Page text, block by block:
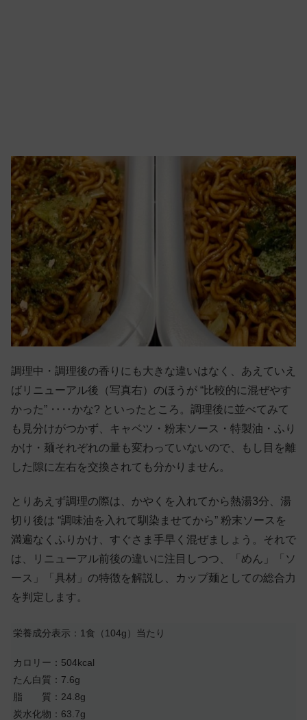
調理中・調理後の香りにも大きな違いはなく、あえていえ
ばリニューアル後（写真右）のほうが “比較的に混ぜやす
かった” ‥‥かな? といったところ。調理後に並べてみて
も見分けがつかず、キャベツ・粉末ソース・特製油・ふり
かけ・麺それぞれの量も変わっていないので、もし目を離
した隙に左右を交換されても分かりません。
とりあえず調理の際は、かやくを入れてから熱湯3分、湯
切り後は “調味油を入れて馴染ませてから” 粉末ソースを
満遍なくふりかけ、すぐさま手早く混ぜましょう。それで
は、リニューアル前後の違いに注目しつつ、「めん」「ソ
ース」「具材」の特徴を解説し、カップ麺としての総合力
を判定します。
栄養成分表示：1食（104g）当たり
カロリー：504kcal
たん白質：7.6g
脂 質：24.8g
炭水化物：63.7g